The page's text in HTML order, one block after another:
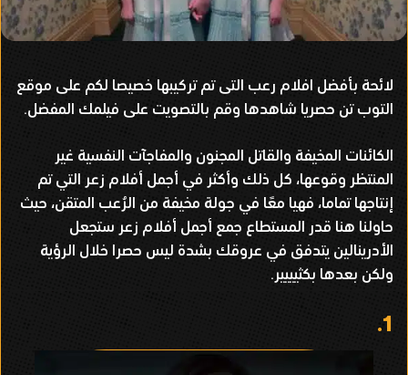
لائحة بأفضل افلام رعب التى تم تركيبها خصيصا لكم على موقع
التوب تن حصريا شاهدها وقم بالتصويت على فيلمك المفضل.
الكائنات المخيفة والقاتل المجنون والمفاجآت النفسية غير
المنتظر وقوعها، كل ذلك وأكثر في أجمل أفلام زعر التي تم
إنتاجها تماما، فهيا معًا في جولة مخيفة من الرُعب المتقن، حيث
حاولنا هنا قدر المستطاع جمع أجمل أفلام زعر ستجعل
الأدرينالين يتدفق في عروقك بشدة ليس حصرا خلال الرؤية
ولكن بعدها بكثيييير.
1.